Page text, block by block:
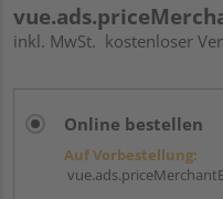
inkl. MwSt. kostenloser
Online bestellen
Auf Vorbestellung: